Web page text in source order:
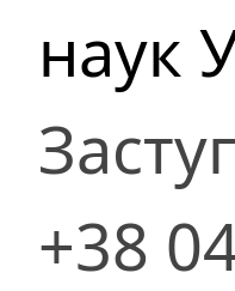
наук
+38